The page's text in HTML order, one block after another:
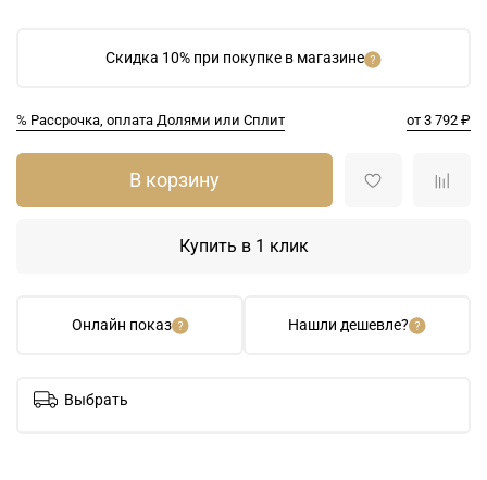
Скидка 10% при покупке в магазине
% Рассрочка, оплата Долями или Сплит от 3 792 ₽
Онлайн показ Нашли дешевле?
В корзину
Купить в 1 клик
Выбрать